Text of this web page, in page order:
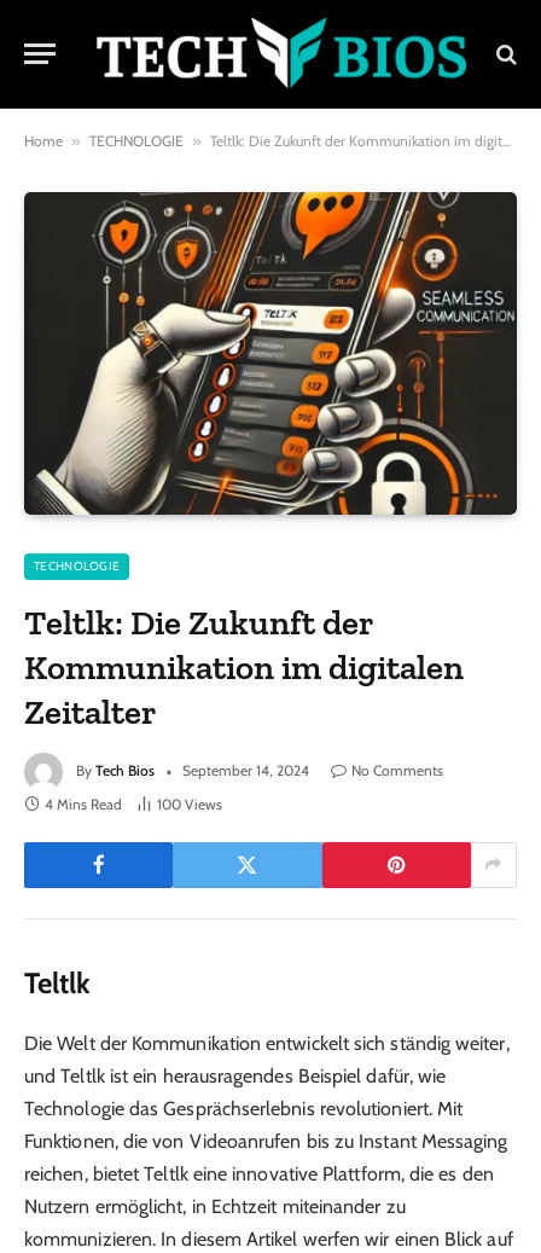
Home » TECHNOLOGIE » Teltlk: Die Zukunft der Kommunikation im digitalen Zeitalter
TECHNOLOGIE
Teltlk: Die Zukunft der
Kommunikation im digitalen
Zeitalter
By Tech Bios September 14, 2024
No Comments
4 Mins Read
100 Views
Teltlk
Die Welt der Kommunikation entwickelt sich ständig weiter,
und Teltlk ist ein herausragendes Beispiel dafür, wie
Technologie das Gesprächserlebnis revolutioniert. Mit
Funktionen, die von Videoanrufen bis zu Instant Messaging
reichen, bietet Teltlk eine innovative Plattform, die es den
Nutzern ermöglicht, in Echtzeit miteinander zu
kommunizieren. In diesem Artikel werfen wir einen Blick auf